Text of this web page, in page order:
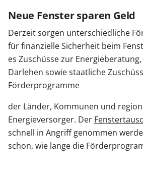
Neue Fenster sparen Geld
Derzeit sorgen unterschiedliche
für finanzielle Sicherheit beim
es Zuschüsse zur
Darlehen sowie staatliche
Förderprogramme
der Länder, Kommunen und
Energieversorger. Der
schnell in Angriff genommen
schon, wie lange die